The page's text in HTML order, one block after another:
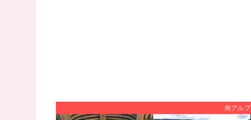
南アル